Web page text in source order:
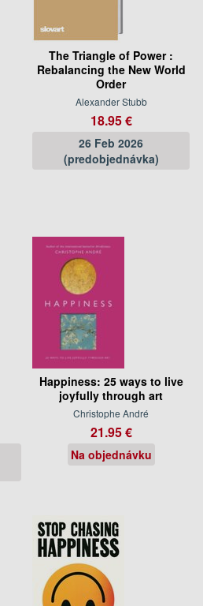
The Triangle of Power :
Rebalancing the New World
Order
Alexander Stubb
18.95 €
26 Feb 2026
(predobjednávka)
Happiness: 25 ways to live
joyfully through art
Christophe André
21.95 €
Na objednávku